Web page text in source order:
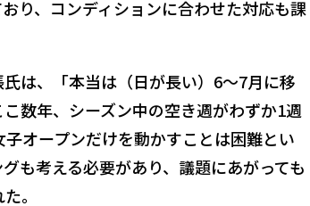
り、コンディションに合わせた対応も課
は、「本当は（日が長い）6～7月に移
数年、シーズン中の空き週がわずか1週
オープンだけを動かすことは困難とい
も考える必要があり、議題にあがっても
。